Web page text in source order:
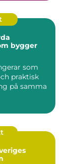
bygger
som
praktisk
på samma